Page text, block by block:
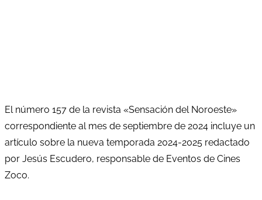
El número 157 de la revista «Sensación del Noroeste»
correspondiente al mes de septiembre de 2024 incluye un
artículo sobre la nueva temporada 2024-2025 redactado
por Jesús Escudero, responsable de Eventos de Cines
Zoco.